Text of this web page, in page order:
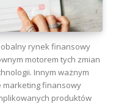
rynek finansowy
motorem tych zmian
Innym ważnym
marketing finansowy
produktów